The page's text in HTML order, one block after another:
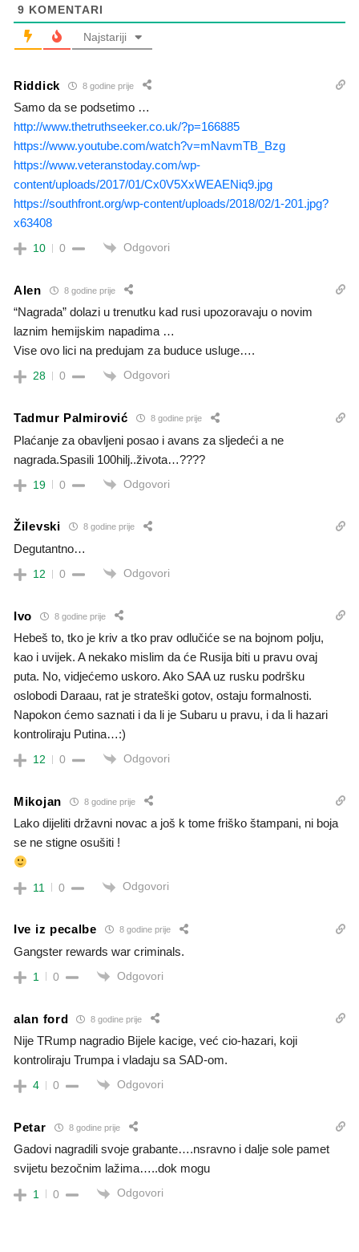
9 KOMENTARI
Najstariji
Riddick 8 godine prije
Samo da se podsetimo …
http://www.thetruthseeker.co.uk/?p=166885
https://www.youtube.com/watch?v=mNavmTB_Bzg
https://www.veteranstoday.com/wp-
content/uploads/2017/01/Cx0V5XxWEAENiq9.jpg
https://southfront.org/wp-content/uploads/2018/02/1-201.jpg?
x63408
10 0 Odgovori
Alen 8 godine prije
“Nagrada” dolazi u trenutku kad rusi upozoravaju o novim
laznim hemijskim napadima …
Vise ovo lici na predujam za buduce usluge….
28 0 Odgovori
Tadmur Palmirović 8 godine prije
Plaćanje za obavljeni posao i avans za sljedeći a ne
nagrada.Spasili 100hilj..života…????
19 0 Odgovori
Žilevski 8 godine prije
Degutantno…
12 0 Odgovori
Ivo 8 godine prije
Hebeš to, tko je kriv a tko prav odlučiće se na bojnom polju,
kao i uvijek. A nekako mislim da će Rusija biti u pravu ovaj
puta. No, vidjećemo uskoro. Ako SAA uz rusku podršku
oslobodi Daraau, rat je strateški gotov, ostaju formalnosti.
Napokon ćemo saznati i da li je Subaru u pravu, i da li hazari
kontroliraju Putina…:)
12 0 Odgovori
Mikojan 8 godine prije
Lako dijeliti državni novac a još k tome friško štampani, ni boja
se ne stigne osušiti !
11 0 Odgovori
Ive iz pecalbe 8 godine prije
Gangster rewards war criminals.
1 0 Odgovori
alan ford 8 godine prije
Nije TRump nagradio Bijele kacige, već cio-hazari, koji
kontroliraju Trumpa i vladaju sa SAD-om.
4 0 Odgovori
Petar 8 godine prije
Gadovi nagradili svoje grabante….nsravno i dalje sole pamet
svijetu bezočnim lažima…..dok mogu
1 0 Odgovori